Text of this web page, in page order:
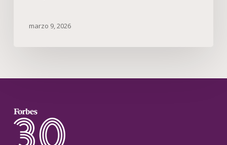
marzo 9, 2026